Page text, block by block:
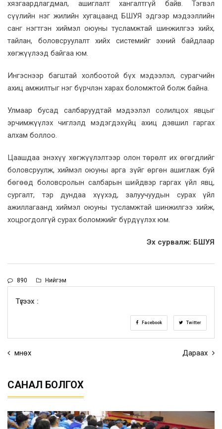
хязгаардлагдмал, ашиглалт хангалтгүй байв. Тэгвэл
сүүлийн нэг жилийн хугацаанд БШУЯ эдгээр мэдээллийн
санг нэгтгэн хиймэл оюуны тусламжтай шинжилгээ хийх,
тайлан, боловсруулалт хийх системийг эхний байдлаар
хөгжүүлээд байгаа юм.
Ингэснээр багштай холбоотой бүх мэдээлэл, сурагчийн
ахиц амжилтыг нэг бүрчлэн харах боломжтой болж байна.
Улмаар бусад салбаруудтай мэдээлэл солилцох явцыг
эрчимжүүлэх чиглэлд мэдэгдэхүйц ахиц дэвшил гаргах
алхам боллоо.
Цаашдаа энэхүү хөгжүүлэлтээр олон төрөлт их өгөгдлийг
боловсруулж, хиймэл оюуны арга зүйг өргөн ашиглаж буй
бөгөөд боловсролын салбарын шийдвэр гаргах үйл явц,
сургалт, тэр дундаа хүүхэд, залуучуудын сурах үйл
ажиллагаанд хиймэл оюуны тусламжтай шинжилгээ хийж,
хоцрогдолгүй сурах боломжийг бүрдүүлэх юм.
Эх сурвалж: БШУЯ
890 Нийгэм
Түгээх :
Facebook Twitter
Өмнөх Дараах
САНАЛ БОЛГОХ